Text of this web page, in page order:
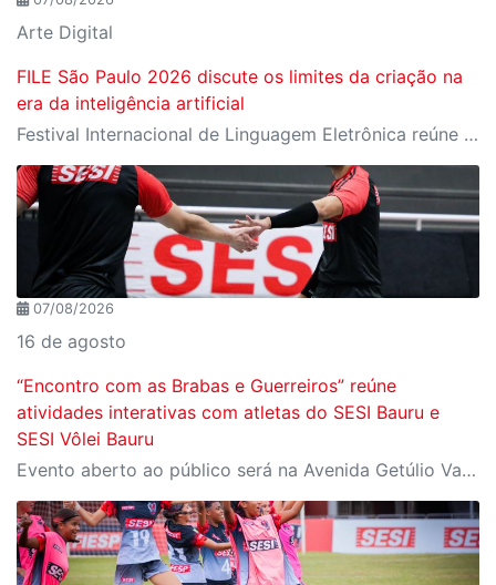
Arte Digital
FILE São Paulo 2026 discute os limites da criação na
era da inteligência artificial
Festival Internacional de Linguagem Eletrônica reúne cerca de 150 obras de artistas de diversos países e convida o público a refletir sobre as novas relações entre arte, tecnologia e inteligência artificial
07/08/2026
16 de agosto
“Encontro com as Brabas e Guerreiros” reúne
atividades interativas com atletas do SESI Bauru e
SESI Vôlei Bauru
Evento aberto ao público será na Avenida Getúlio Vargas, no domingo, 16, às 9h, com revelação do novo uniforme da equipe